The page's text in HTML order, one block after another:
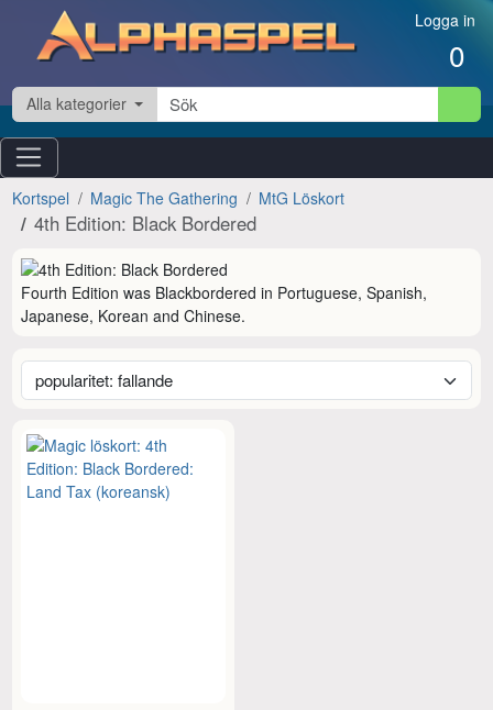
Hoppa till innehåll Logga in
0
Alla kategorier
Kortspel Magic The Gathering MtG Löskort
4th Edition: Black Bordered
Fourth Edition was Blackbordered in Portuguese, Spanish,
Japanese, Korean and Chinese.